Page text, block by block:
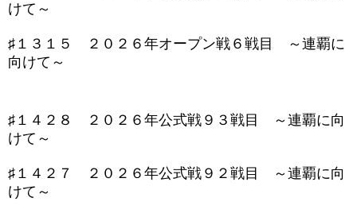
けて～
♯１３１５ ２０２６年オープン戦６戦目 ～連覇に
向けて～
♯１４２８ ２０２６年公式戦９３戦目 ～連覇に向
けて～
♯１４２７ ２０２６年公式戦９２戦目 ～連覇に向
けて～